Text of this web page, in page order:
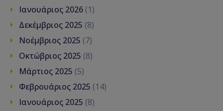
Ιανουάριος 2026 (1)
Δεκέμβριος 2025 (8)
Νοέμβριος 2025 (7)
Οκτώβριος 2025 (8)
Μάρτιος 2025 (5)
Φεβρουάριος 2025 (14)
Ιανουάριος 2025 (8)